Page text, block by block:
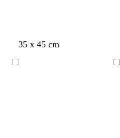
35 x 45 cm